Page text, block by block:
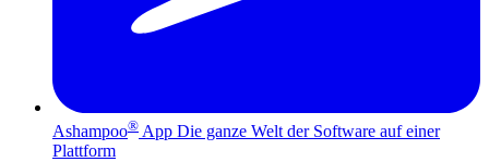
Ashampoo® App Die ganze Welt der Software auf einer
Plattform